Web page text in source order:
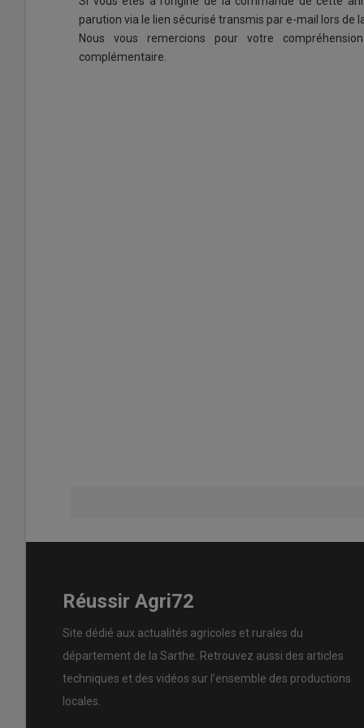
parution via le lien sécurisé transmis par e-mail lors de
Nous vous remercions pour votre
complémentaire.
Réussir Agri72
Site dédié aux actualités agricoles et rurales du
département de la Sarthe. Retrouvez aussi des articles
techniques et des vidéos sur l’ensemble des productions
locales.